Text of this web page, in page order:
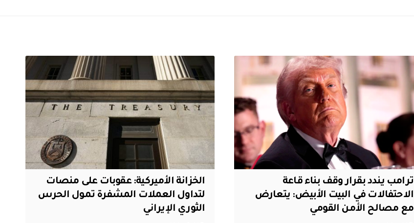
ترامب يندد بقرار وقف بناء قاعة
الاحتفالات في البيت الأبيض: يتعارض
مع مصالح الأمن القومي
الخزانة الأميركية: عقوبات على منصات
لتداول العملات المشفرة تمول الحرس
الثوري الإيراني